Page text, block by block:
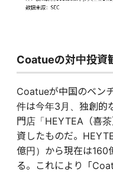
Coatueの対中投資
Coatueが中国のベン
件は今年3月、独創的
門店「HEYTEA（喜
資したものだ。
億円）から現在は160
る。これにより「